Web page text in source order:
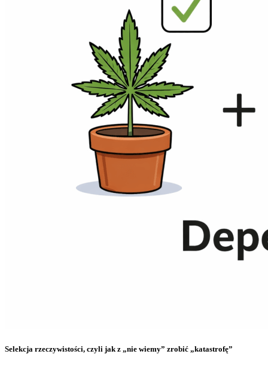
Selekcja rzeczywistości, czyli jak z „nie wiemy” zrobić „katastrofę”